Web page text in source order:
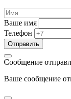
Ваше имя
Телефон
Сообщение
Ваше сообщение